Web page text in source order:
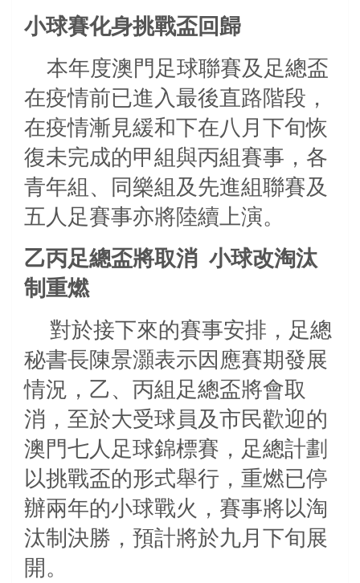
小球賽化身挑戰盃回歸
本年度澳門足球聯賽及足總盃
在疫情前已進入最後直路階段，
在疫情漸見緩和下在八月下旬恢
復未完成的甲組與丙組賽事，各
青年組、同樂組及先進組聯賽及
五人足賽事亦將陸續上演。
乙丙足總盃將取消 小球改淘汰
制重燃
對於接下來的賽事安排，足總
秘書長陳景灝表示因應賽期發展
情況，乙、丙組足總盃將會取
消，至於大受球員及市民歡迎的
澳門七人足球錦標賽，足總計劃
以挑戰盃的形式舉行，重燃已停
辦兩年的小球戰火，賽事將以淘
汰制決勝，預計將於九月下旬展
開。